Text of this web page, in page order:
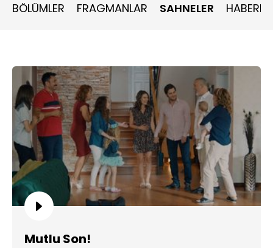
BÖLÜMLER FRAGMANLAR SAHNELER
Mutlu Son!